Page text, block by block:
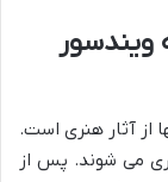
ویندسور
از آثار هنری است.
می شوند. پس از